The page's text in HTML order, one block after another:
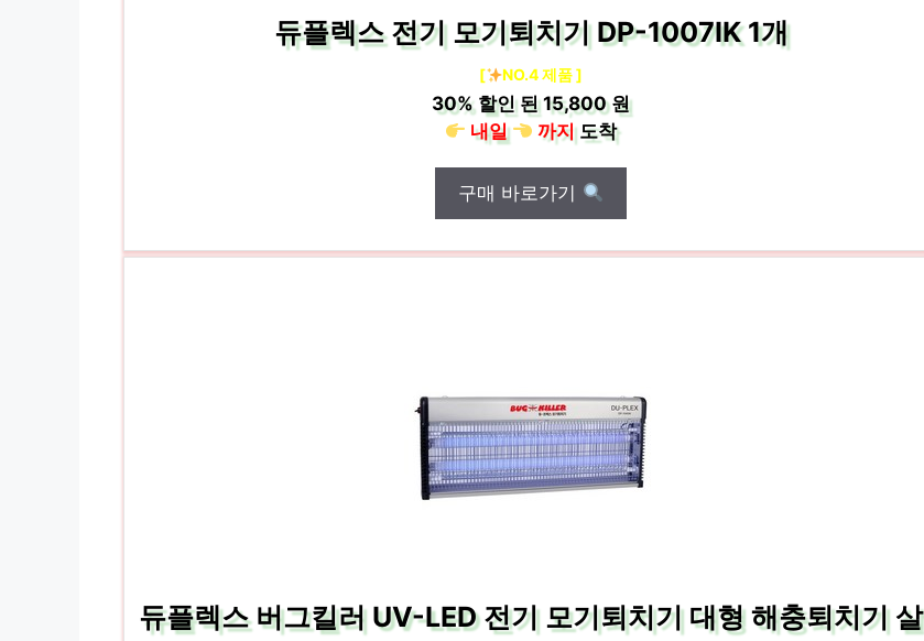
듀플렉스 전기 모기퇴치기 DP-1007IK 1개
[ NO.4 제품 ]
30%할인 된15,800 원
내일
까지도착
구매 바로가기
듀플렉스 버그킬러 UV-LED 전기 모기퇴치기 대형 해충퇴치기 살